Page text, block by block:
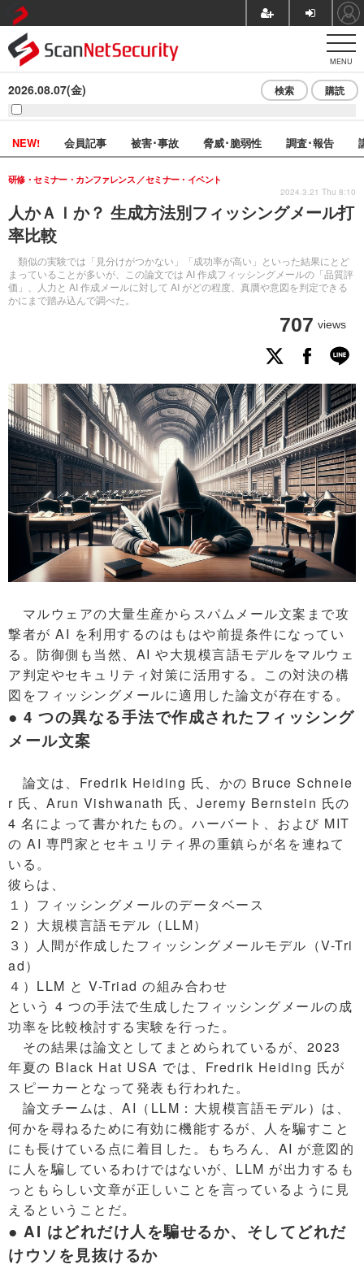
MENU
2026.08.07(金) 検索 購読
NEW! 会員記事 被害･事故 脅威･脆弱性 調査･報告
人かＡＩか？ 生成方法別フィッシングメール打
率比較
類似の実験では「見分けがつかない」「成功率が高い」といった結果にとど
まっていることが多いが、この論文では AI 作成フィッシングメールの「品質評
価」、人力と AI 作成メールに対して AI がどの程度、真贋や意図を判定できる
かにまで踏み込んで調べた。
研修・セミナー・カンファレンス セミナー・イベント
707 views
2024.3.21 Thu 8:10
マルウェアの大量生産からスパムメール文案まで攻
撃者が AI を利用するのはもはや前提条件になってい
る。防御側も当然、AI や大規模言語モデルをマルウェ
ア判定やセキュリティ対策に活用する。この対決の構
図をフィッシングメールに適用した論文が存在する。
● 4 つの異なる手法で作成されたフィッシング
メール文案
論文は、Fredrik Heiding 氏、かの Bruce Schneie
r 氏、Arun Vishwanath 氏、Jeremy Bernstein 氏の
4 名によって書かれたもの。ハーバート、および MIT
の AI 専門家とセキュリティ界の重鎮らが名を連ねて
いる。
彼らは、
１）フィッシングメールのデータベース
２）大規模言語モデル（LLM）
３）人間が作成したフィッシングメールモデル（V-Tri
ad）
４）LLM と V-Triad の組み合わせ
という 4 つの手法で生成したフィッシングメールの成
功率を比較検討する実験を行った。
その結果は論文としてまとめられているが、2023
年夏の Black Hat USA では、Fredrik Heiding 氏が
スピーカーとなって発表も行われた。
論文チームは、AI（LLM：大規模言語モデル）は、
何かを尋ねるために有効に機能するが、人を騙すこと
にも長けている点に着目した。もちろん、AI が意図的
に人を騙しているわけではないが、LLM が出力するも
っともらしい文章が正しいことを言っているように見
えるということだ。
● AI はどれだけ人を騙せるか、そしてどれだ
けウソを見抜けるか